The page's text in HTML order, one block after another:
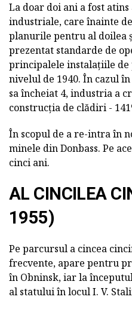
La doar doi ani a fost
industriale, care înainte
planurile pentru al doilea
prezentat standarde de
principalele instalațiile
nivelul de 1940. În cazul
sa încheiat 4, industria a
construcția de clădiri -
În scopul de a re-intra în
minele din Donbass. Pe
cinci ani.
AL CINCILEA
1955)
Pe parcursul a cincea
frecvente, apare pentru
în Obninsk, iar la
al statului în locul I. V.